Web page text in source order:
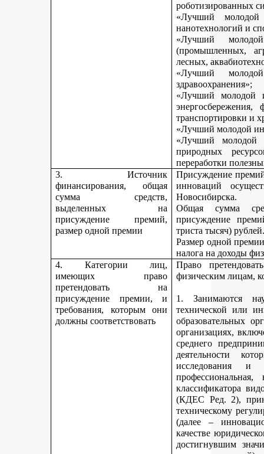
роботизированных
«Лучший
нанотехнологий и
«Лучший
(промышленных,
лесных,
«Лучший
здравоохранения»;
«Лучший молодой
транспортировки и
«Лучший молодой
«Лучший молодой
природных
переработки
3. Источник
финансирования, общая
сумма средств,
выделенных на
присуждение премий,
размер одной премии
Присуждение
инноваций
Новосибирска.
Общая сумма
присуждение
триста тысяч)
Размер одной
налога на доходы
4. Категории лиц,
имеющих право
претендовать на
присуждение премии, и
требования, которым они
должны соответствовать
Право
физическим лицам,
1. Занимаются
технической или
образовательных
организациях,
среднего
деятельности
исследования и
классификатора
(КДЕС Ред. 2),
техническому
(далее –
качестве
достигнувшим